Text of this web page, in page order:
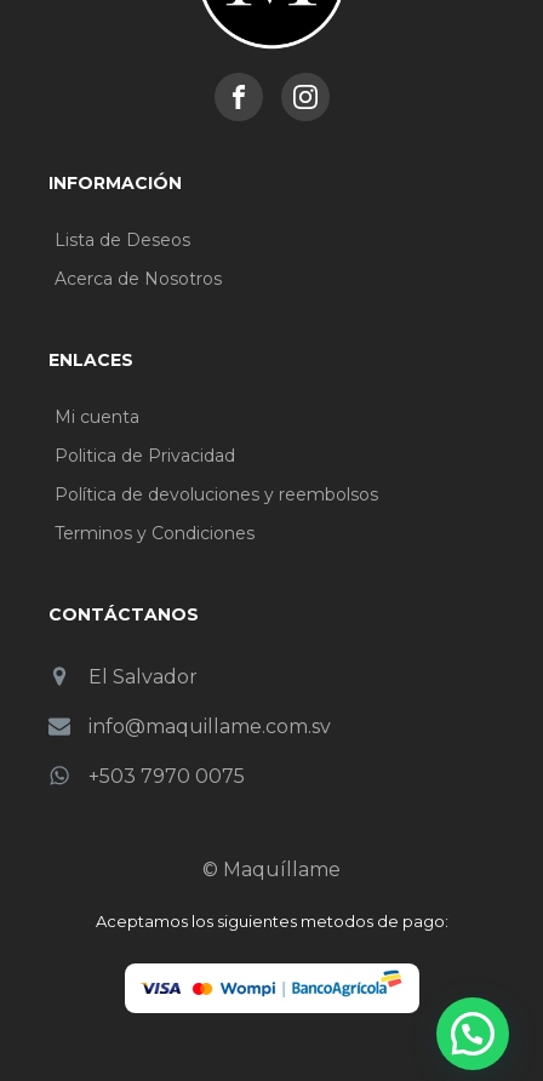
INFORMACIÓN
Lista de Deseos
Acerca de Nosotros
ENLACES
Mi cuenta
Politica de Privacidad
Política de devoluciones y reembolsos
Terminos y Condiciones
CONTÁCTANOS
El Salvador
info@maquillame.com.sv
+503 7970 0075
© Maquíllame
Aceptamos los siguientes metodos de pago: